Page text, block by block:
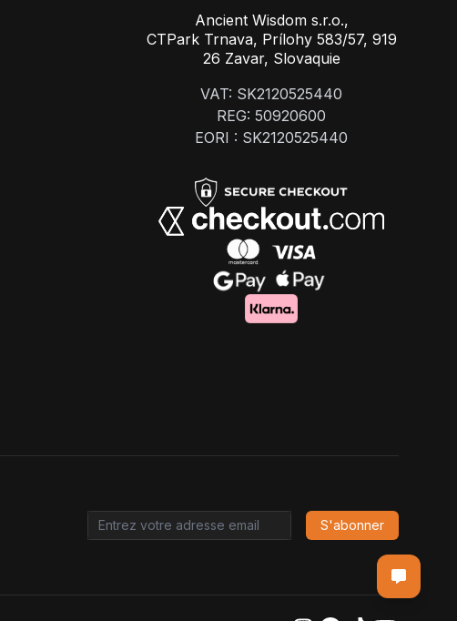
Ancient Wisdom s.r.o.,
CTPark Trnava, Prílohy 583/57, 919
26 Zavar, Slovaquie
VAT: SK2120525440
REG: 50920600
EORI : SK2120525440
Email address
S'abonner